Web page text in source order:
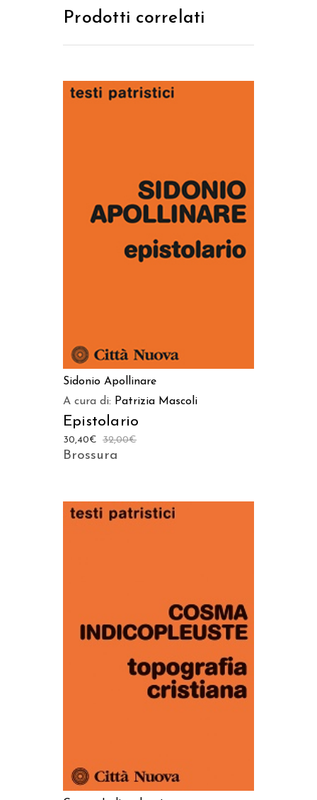
Prodotti correlati
AGGIUNGI AL CARRELLO
Sidonio Apollinare
A cura di: Patrizia Mascoli
Epistolario
32,00€
30,40€
Brossura